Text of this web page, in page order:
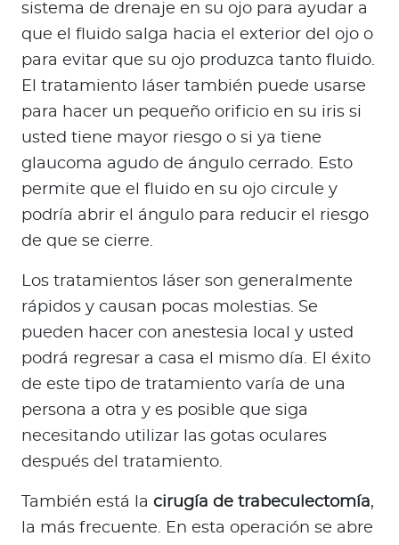
sistema de drenaje en su ojo para ayudar a
que el fluido salga hacia el exterior del ojo o
para evitar que su ojo produzca tanto fluido.
El tratamiento láser también puede usarse
para hacer un pequeño orificio en su iris si
usted tiene mayor riesgo o si ya tiene
glaucoma agudo de ángulo cerrado. Esto
permite que el fluido en su ojo circule y
podría abrir el ángulo para reducir el riesgo
de que se cierre.
Los tratamientos láser son generalmente
rápidos y causan pocas molestias. Se
pueden hacer con anestesia local y usted
podrá regresar a casa el mismo día. El éxito
de este tipo de tratamiento varía de una
persona a otra y es posible que siga
necesitando utilizar las gotas oculares
después del tratamiento.
También está la cirugía de trabeculectomía,
la más frecuente. En esta operación se abre